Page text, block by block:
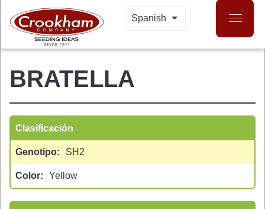
content
Spanish LIST ADDITIONAL
BRATELLA
Clasificación
Genotipo SH2
Color Yellow